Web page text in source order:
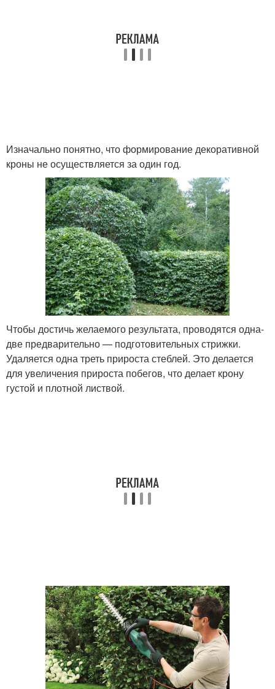
Изначально понятно, что формирование декоративной
кроны не осуществляется за один год.
Чтобы достичь желаемого результата, проводятся одна-
две предварительно — подготовительных стрижки.
Удаляется одна треть прироста стеблей. Это делается
для увеличения прироста побегов, что делает крону
густой и плотной листвой.